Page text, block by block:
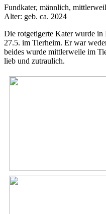
Fundkater, männlich,
Alter: geb. ca. 2024
Die rotgetigerte Kater wurde
27.5. im Tierheim. Er war
beides wurde mittlerweile im
lieb und zutraulich.